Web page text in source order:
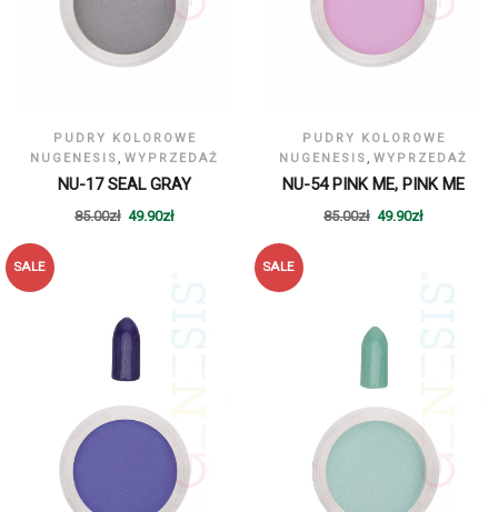
PUDRY KOLOROWE
NUGENESIS, WYPRZEDAŻ
NU-17 SEAL GRAY
85.00zł 49.90zł
PUDRY KOLOROWE
NUGENESIS, WYPRZEDAŻ
NU-54 PINK ME, PINK ME
85.00zł 49.90zł
SALE SALE